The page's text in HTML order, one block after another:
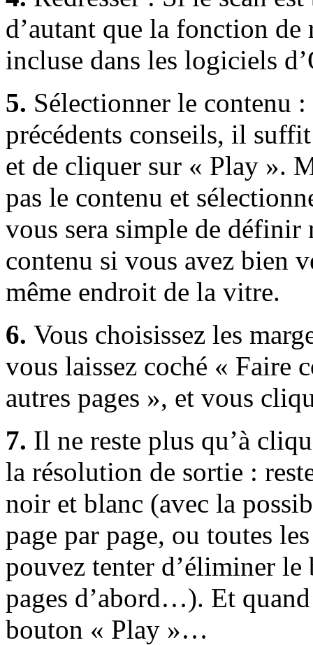
d’autant que la fonction de
incluse dans les logiciels
5. Sélectionner le contenu
précédents conseils, il
et de cliquer sur « Play ».
pas le contenu et
vous sera simple de définir
contenu si vous avez bien
même endroit de la vitre.
6. Vous choisissez les
vous laissez coché « Faire
autres pages », et vous
7. Il ne reste plus qu’à
la résolution de sortie :
noir et blanc (avec la
page par page, ou toutes
pouvez tenter d’éliminer
pages d’abord…). Et
bouton « Play »…